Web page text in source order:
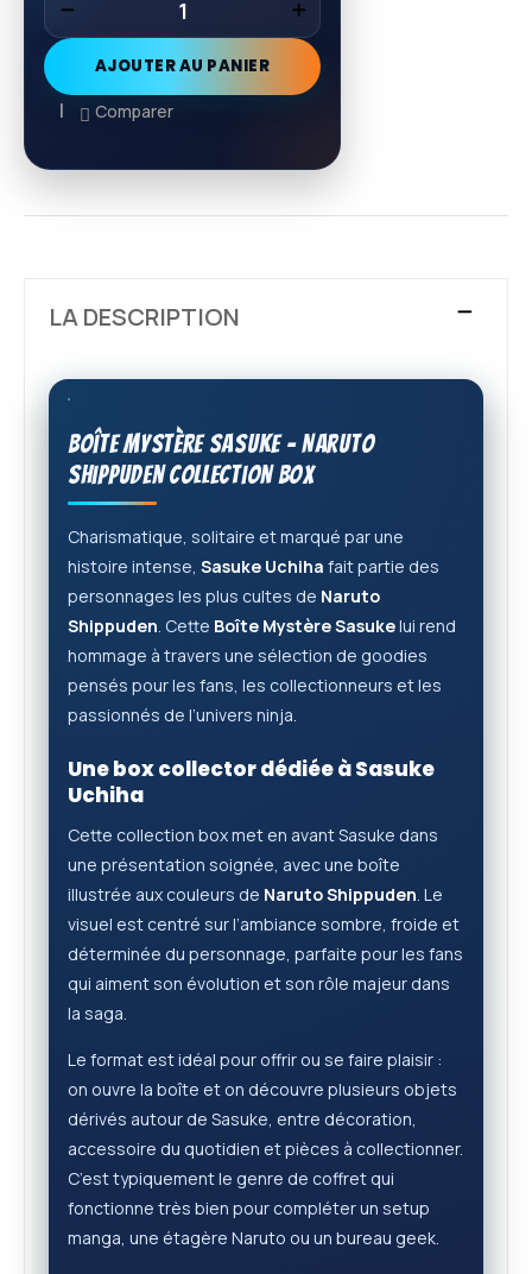
AJOUTER AU PANIER
Comparer
LA DESCRIPTION
Boîte Mystère Sasuke – Naruto
Shippuden Collection Box
Charismatique, solitaire et marqué par une
histoire intense, Sasuke Uchiha fait partie des
personnages les plus cultes de Naruto
Shippuden. Cette Boîte Mystère Sasukelui rend
hommage à travers une sélection de goodies
pensés pour les fans, les collectionneurs et les
passionnés de l’univers ninja.
Une box collector dédiée à Sasuke
Uchiha
Cette collection box met en avant Sasuke dans
une présentation soignée, avec une boîte
illustrée aux couleurs de Naruto Shippuden. Le
visuel est centré sur l’ambiance sombre, froide et
déterminée du personnage, parfaite pour les fans
qui aiment son évolution et son rôle majeur dans
la saga.
Le format est idéal pour offrir ou se faire plaisir :
on ouvre la boîte et on découvre plusieurs objets
dérivés autour de Sasuke, entre décoration,
accessoire du quotidien et pièces à collectionner.
C’est typiquement le genre de coffret qui
fonctionne très bien pour compléter un setup
manga, une étagère Naruto ou un bureau geek.